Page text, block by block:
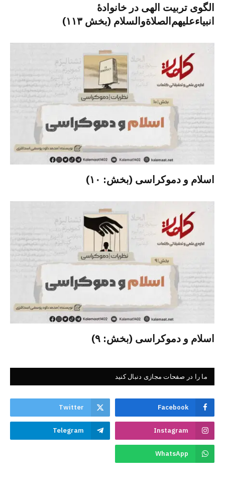
الگوی تربیت الهی در خانوادۀ
انبیاءعلیهم‌الصلاةو‌السلام (بخش ۱۱۳)
اسلام و دموکراسی (بخش: ۱۰)
اسلام و دموکراسی (بخش: ۹)
ما را در صفحات مجازی دنبال کنید
Facebook
Twitter
Instagram
Telegram
WhatsApp